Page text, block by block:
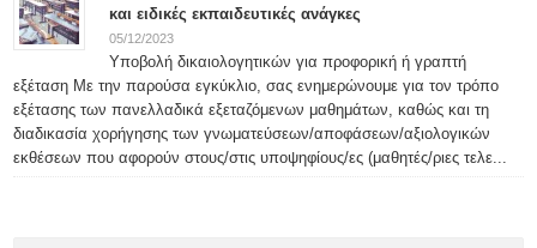
και ειδικές εκπαιδευτικές ανάγκες
05/12/2023
Υποβολή δικαιολογητικών για προφορική ή γραπτή
εξέταση Με την παρούσα εγκύκλιο, σας ενημερώνουμε για τον τρόπο
εξέτασης των πανελλαδικά εξεταζόμενων μαθημάτων, καθώς και τη
διαδικασία χορήγησης των γνωματεύσεων/αποφάσεων/αξιολογικών
εκθέσεων που αφορούν στους/στις υποψηφίους/ες (μαθητές/ριες τελε...